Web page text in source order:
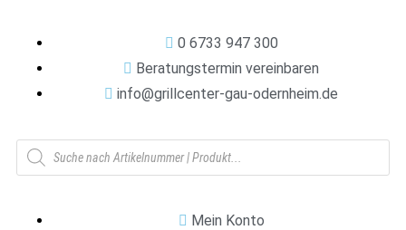
0 6733 947 300
Beratungstermin vereinbaren
info@grillcenter-gau-odernheim.de
Mein Konto